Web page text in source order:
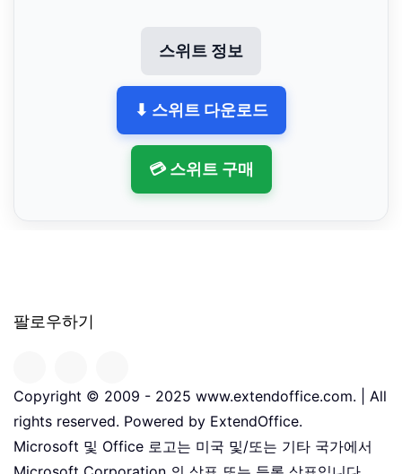
스위트 정보
⬇ 스위트 다운로드
💳 스위트 구매
팔로우하기
Copyright © 2009 - 2025 www.extendoffice.com. | All
rights reserved. Powered by ExtendOffice.
Microsoft 및 Office 로고는 미국 및/또는 기타 국가에서